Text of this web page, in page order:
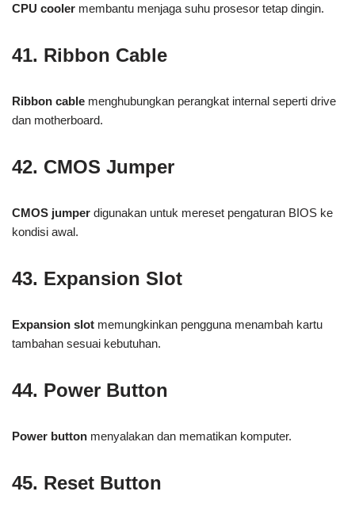
CPU cooler membantu menjaga suhu prosesor tetap dingin.
41. Ribbon Cable
Ribbon cable menghubungkan perangkat internal seperti drive
dan motherboard.
42. CMOS Jumper
CMOS jumper digunakan untuk mereset pengaturan BIOS ke
kondisi awal.
43. Expansion Slot
Expansion slot memungkinkan pengguna menambah kartu
tambahan sesuai kebutuhan.
44. Power Button
Power button menyalakan dan mematikan komputer.
45. Reset Button